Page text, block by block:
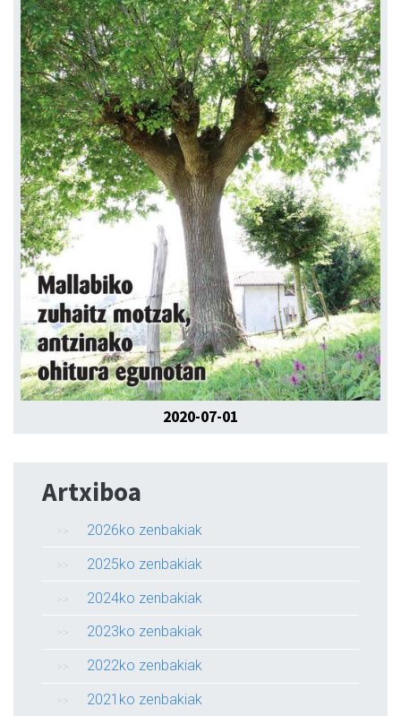
2020-07-01
Artxiboa
2026ko zenbakiak
2025ko zenbakiak
2024ko zenbakiak
2023ko zenbakiak
2022ko zenbakiak
2021ko zenbakiak